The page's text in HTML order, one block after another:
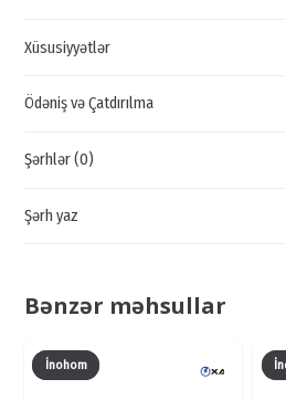
quantity
Xüsusiyyətlər
Ödəniş və Çatdırılma
Şərhlər (0)
Şərh yaz
Bənzər məhsullar
İnohom